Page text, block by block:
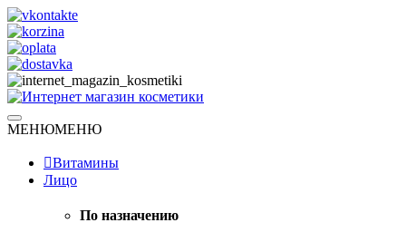
Skip
to
content
Интернет магазин косметики
Натуральная косметика
МЕНЮМЕНЮ
Витамины
Лицо
По назначению